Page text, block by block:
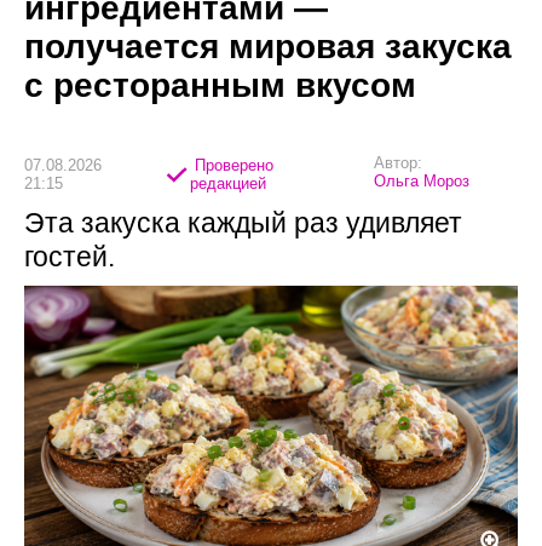
ингредиентами —
получается мировая закуска
с ресторанным вкусом
07.08.2026
21:15
Проверено
редакцией
Автор:
Ольга Мороз
Эта закуска каждый раз удивляет
гостей.